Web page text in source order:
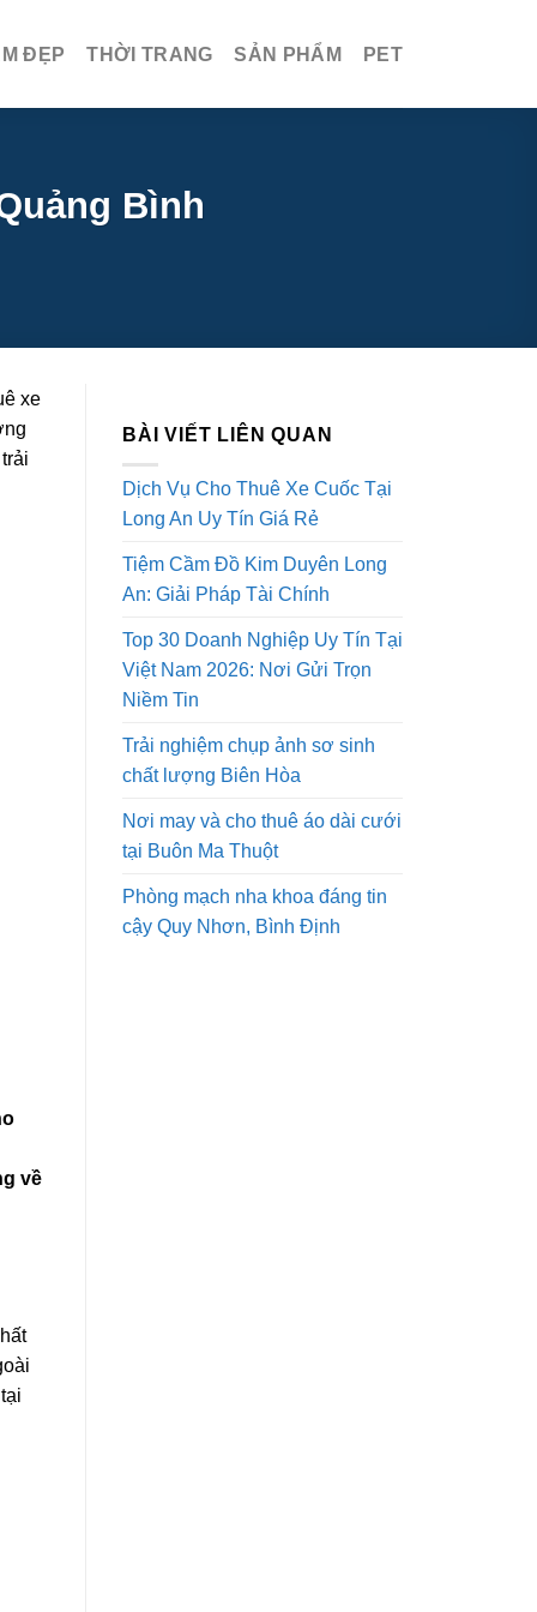
ĐẸP THỜI TRANG SẢN PHẨM PET
Bình
xe
về
BÀI VIẾT LIÊN QUAN
Dịch Vụ Cho Thuê Xe Cuốc Tại
Long An Uy Tín Giá Rẻ
Tiệm Cầm Đồ Kim Duyên Long
An: Giải Pháp Tài Chính
Top 30 Doanh Nghiệp Uy Tín Tại
Việt Nam 2026: Nơi Gửi Trọn
Niềm Tin
Trải nghiệm chụp ảnh sơ sinh
chất lượng Biên Hòa
Nơi may và cho thuê áo dài cưới
tại Buôn Ma Thuột
Phòng mạch nha khoa đáng tin
cậy Quy Nhơn, Bình Định